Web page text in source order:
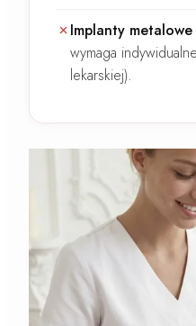
Implanty
wymaga
lekarskiej).